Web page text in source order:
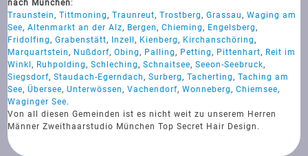
nach München:
Traunstein,Tittmoning,Traunreut,Trostberg,Grassau,Waging am
See,Altenmarkt an der Alz, Bergen,Chieming, Engelsberg,
Fridolfing,Grabenstätt, Inzell, Kienberg, Kirchanschöring,
Marquartstein, Nußdorf,Obing, Palling, Petting, Pittenhart, Reit im
Winkl, Ruhpolding,Schleching,Schnaitsee,Seeon-Seebruck,
Siegsdorf,Staudach-Egerndach,Surberg,Tacherting,Taching am
See,Übersee,Unterwössen,Vachendorf,Wonneberg,Chiemsee,
Waginger See.
Von all diesen Gemeinden ist es nicht weit zu unserem Herren
Männer Zweithaarstudio München Top Secret Hair Design.